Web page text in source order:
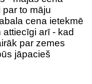
to māju
cena ietekmē
arī - kad
par zemes
jāpacieš